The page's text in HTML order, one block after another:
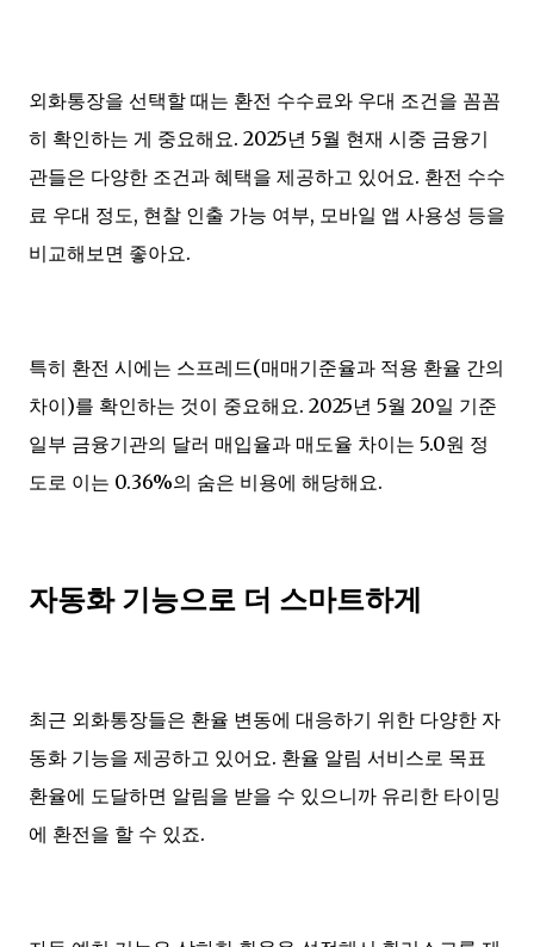
외화통장을 선택할 때는 환전 수수료와 우대 조건을 꼼꼼
히 확인하는 게 중요해요. 2025년 5월 현재 시중 금융기
관들은 다양한 조건과 혜택을 제공하고 있어요. 환전 수수
료 우대 정도, 현찰 인출 가능 여부, 모바일 앱 사용성 등을
비교해보면 좋아요.
특히 환전 시에는 스프레드(매매기준율과 적용 환율 간의
차이)를 확인하는 것이 중요해요. 2025년 5월 20일 기준
일부 금융기관의 달러 매입율과 매도율 차이는 5.0원 정
도로 이는 0.36%의 숨은 비용에 해당해요.
자동화 기능으로 더 스마트하게
최근 외화통장들은 환율 변동에 대응하기 위한 다양한 자
동화 기능을 제공하고 있어요. 환율 알림 서비스로 목표
환율에 도달하면 알림을 받을 수 있으니까 유리한 타이밍
에 환전을 할 수 있죠.